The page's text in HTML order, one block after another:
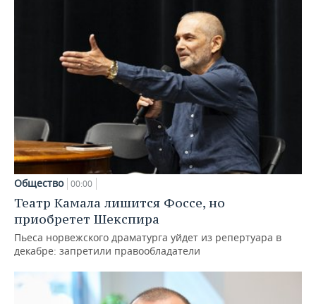
Общество 00:00
Театр Камала лишится Фоссе, но
приобретет Шекспира
Пьеса норвежского драматурга уйдет из репертуара в
декабре: запретили правообладатели